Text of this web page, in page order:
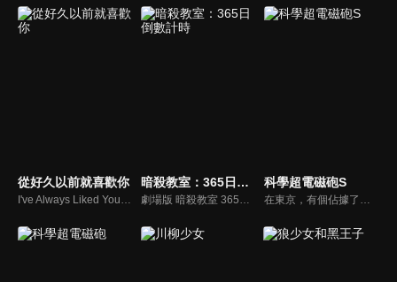
從好久以前就喜歡你 暗殺教室：365日倒數計時 科學超電磁砲S